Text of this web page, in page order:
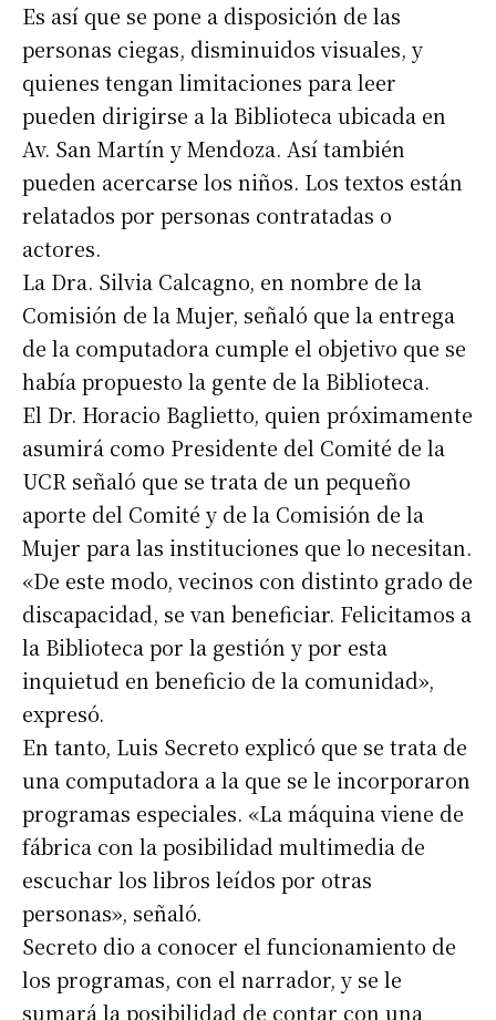
Es así que se pone a disposición de las
personas ciegas, disminuidos visuales, y
quienes tengan limitaciones para leer
pueden dirigirse a la Biblioteca ubicada en
Av. San Martín y Mendoza. Así también
pueden acercarse los niños. Los textos están
relatados por personas contratadas o
actores.
La Dra. Silvia Calcagno, en nombre de la
Comisión de la Mujer, señaló que la entrega
de la computadora cumple el objetivo que se
había propuesto la gente de la Biblioteca.
El Dr. Horacio Baglietto, quien próximamente
asumirá como Presidente del Comité de la
UCR señaló que se trata de un pequeño
aporte del Comité y de la Comisión de la
Mujer para las instituciones que lo necesitan.
«De este modo, vecinos con distinto grado de
discapacidad, se van beneficiar. Felicitamos a
la Biblioteca por la gestión y por esta
inquietud en beneficio de la comunidad»,
expresó.
En tanto, Luis Secreto explicó que se trata de
una computadora a la que se le incorporaron
programas especiales. «La máquina viene de
fábrica con la posibilidad multimedia de
escuchar los libros leídos por otras
personas», señaló.
Secreto dio a conocer el funcionamiento de
los programas, con el narrador, y se le
sumará la posibilidad de contar con una